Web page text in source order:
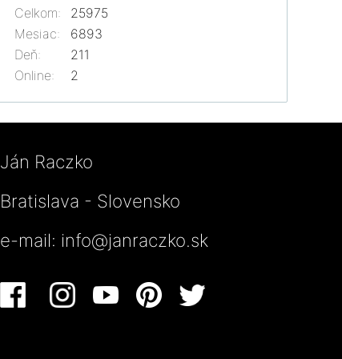
Online: 2
Celkom:
25975
Mesiac:
6893
Deň:
211
Ján Raczko
Bratislava - Slovensko
e-mail: info@janraczko.sk